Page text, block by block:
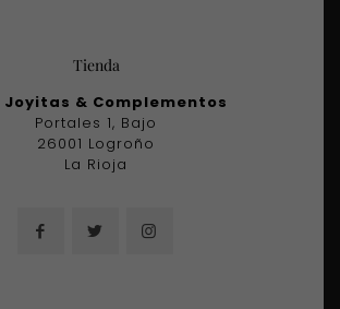
Tienda
Joyitas & Complementos
Portales 1, Bajo
26001 Logroño
La Rioja